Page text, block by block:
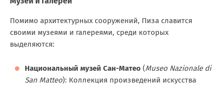
Помимо архитектурных сооружений, Пиза славится
своими музеями и галереями, среди которых
выделяются:
Национальный музей Сан-Матео (Museo Nazionale di
San Matteo): Коллекция произведений искусства